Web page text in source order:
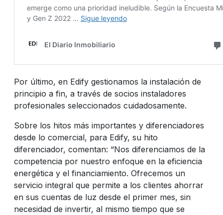
Por último, en Edify gestionamos la instalación de
principio a fin, a través de socios instaladores
profesionales seleccionados cuidadosamente.
Sobre los hitos más importantes y diferenciadores
desde lo comercial, para Edify, su hito
diferenciador, comentan: “Nos diferenciamos de la
competencia por nuestro enfoque en la eficiencia
energética y el financiamiento. Ofrecemos un
servicio integral que permite a los clientes ahorrar
en sus cuentas de luz desde el primer mes, sin
necesidad de invertir, al mismo tiempo que se